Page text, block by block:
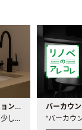
洗面所・洗面台リノベーションの事例と間取りアイデア
毎日使う場所だからこそ、少しの間取りの工夫や素材の選び方で..